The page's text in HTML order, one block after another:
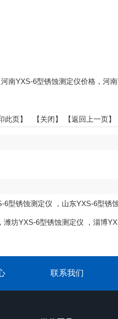
南YXS-6型锈蚀测定仪价格，河
此页】 【关闭】 【返回上一页】
6型锈蚀测定仪 ， 山东YXS-6型锈
潍坊YXS-6型锈蚀测定仪 ， 淄博
联系我们